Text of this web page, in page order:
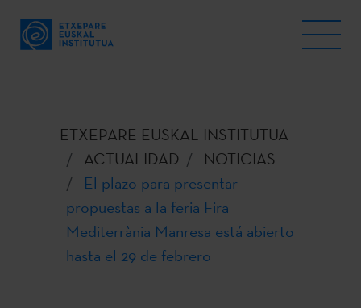
ETXEPARE EUSKAL INSTITUTUA
ACTUALIDAD
NOTICIAS
El plazo para presentar
propuestas a la feria Fira
Mediterrània Manresa está abierto
hasta el 29 de febrero